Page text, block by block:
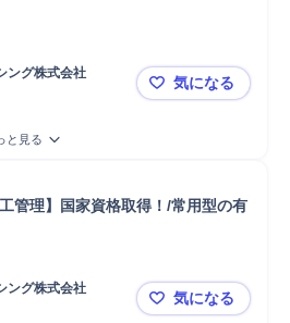
ング株式会社
未経験歓迎
気になる
と見る
管理】国家資格取得！/常用型の有
ング株式会社
未経験歓迎
気になる